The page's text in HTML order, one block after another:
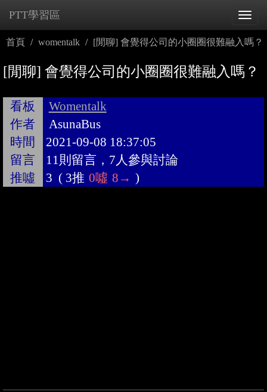
PTT學習區
首頁 womentalk [閒聊] 會覺得公司的小圈圈很難融入嗎？
[閒聊] 會覺得公司的小圈圈很難融入嗎？
看板
Womentalk
作者
AsunaBus
時間
2021-09-08 18:37:05
留言
11則留言，7人參與討論
推噓
3 ( 3推 0噓 8→ )